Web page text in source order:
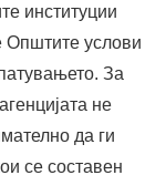
институции
Општите услови
За
не
да ги
се составен